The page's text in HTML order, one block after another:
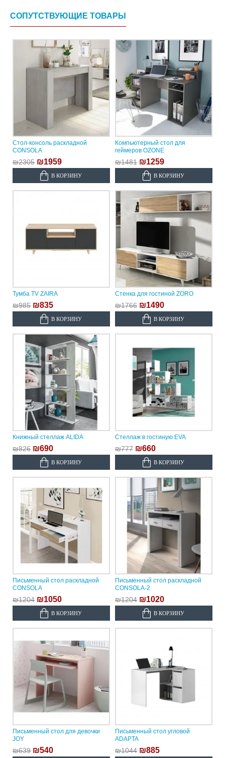
СОПУТСТВУЮЩИЕ ТОВАРЫ
Стол-консоль раскладной
CONSOLA
₪2305 ₪1959
В КОРЗИНУ
Компьютерный стол для
геймеров OZONE
₪1481 ₪1259
В КОРЗИНУ
Тумба TV ZAIRA
₪985 ₪835
В КОРЗИНУ
Стенка для гостиной ZORO
₪1766 ₪1490
В КОРЗИНУ
Книжный стеллаж ALIDA
₪826 ₪690
В КОРЗИНУ
Стеллаж в гостиную EVA
₪777 ₪660
В КОРЗИНУ
Письменный стол раскладной
CONSOLA
₪1204 ₪1050
В КОРЗИНУ
Письменный стол раскладной
CONSOLA-2
₪1204 ₪1020
В КОРЗИНУ
Письменный стол для девочки
JOY
₪639 ₪540
Письменный стол угловой
ADAPTA
₪1044 ₪885